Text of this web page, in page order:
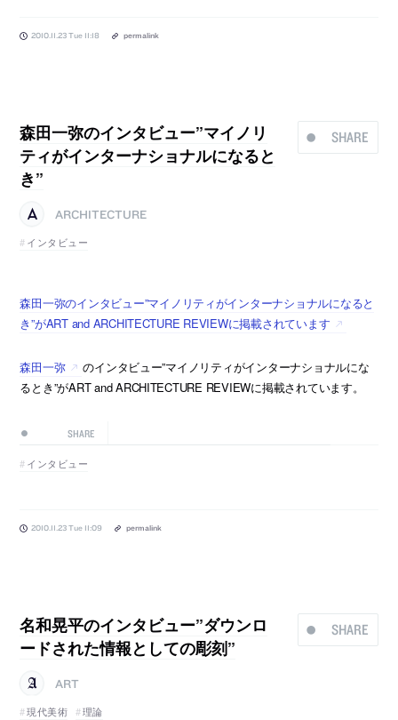
2010.11.23 Tue 11:18 permalink
SHARE
森田一弥のインタビュー”マイノリ
ティがインターナショナルになると
き”
ARCHITECTURE
インタビュー
森田一弥のインタビュー”マイノリティがインターナショナルになると
き”がART and ARCHITECTURE REVIEWに掲載されています
森田一弥
のインタビュー”マイノリティがインターナショナルにな
るとき”がART and ARCHITECTURE REVIEWに掲載されています。
SHARE
インタビュー
2010.11.23 Tue 11:09 permalink
SHARE
名和晃平のインタビュー”ダウンロ
ードされた情報としての彫刻”
ART
現代美術
理論